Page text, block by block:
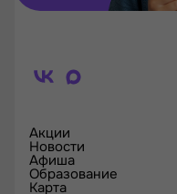
Акции
Новости
Афиша
Образование
Карта